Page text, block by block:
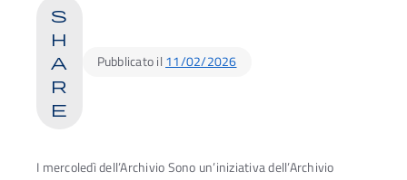
s
h
a
r
e
Pubblicato il 11/02/2026
I mercoledì dell’Archivio Sono un’iniziativa dell’Archivio